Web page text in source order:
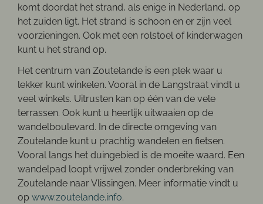
komt doordat het strand, als enige in Nederland, op
het zuiden ligt. Het strand is schoon en er zijn veel
voorzieningen. Ook met een rolstoel of kinderwagen
kunt u het strand op.
Het centrum van Zoutelande is een plek waar u
lekker kunt winkelen. Vooral in de Langstraat vindt u
veel winkels. Uitrusten kan op één van de vele
terrassen. Ook kunt u heerlijk uitwaaien op de
wandelboulevard. In de directe omgeving van
Zoutelande kunt u prachtig wandelen en fietsen.
Vooral langs het duingebied is de moeite waard. Een
wandelpad loopt vrijwel zonder onderbreking van
Zoutelande naar Vlissingen. Meer informatie vindt u
opwww.zoutelande.info.